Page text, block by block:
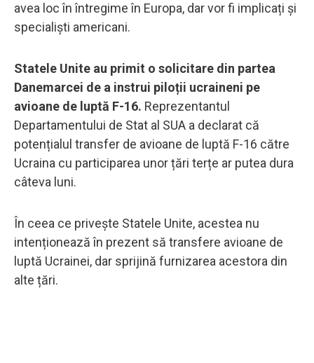
avea loc în întregime în Europa, dar vor fi implicați și
specialiști americani.
Statele Unite au primit o solicitare din partea
Danemarcei de a instrui piloții ucraineni pe
avioane de luptă F-16. Reprezentantul
Departamentului de Stat al SUA a declarat că
potențialul transfer de avioane de luptă F-16 către
Ucraina cu participarea unor țări terțe ar putea dura
câteva luni.
În ceea ce privește Statele Unite, acestea nu
intenționează în prezent să transfere avioane de
luptă Ucrainei, dar sprijină furnizarea acestora din
alte țări.